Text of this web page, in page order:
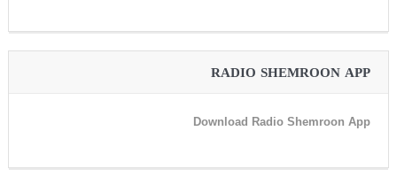
RADIO SHEMROON APP
Download Radio Shemroon App